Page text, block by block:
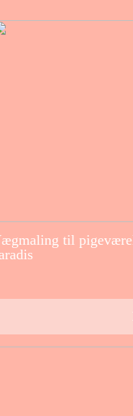
til